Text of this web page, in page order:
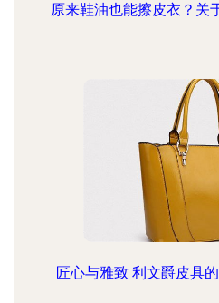
原来鞋油也能擦皮衣？关
匠心与雅致 利文爵皮具